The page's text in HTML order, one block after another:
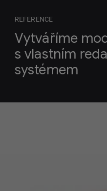
REFERENCE
Vytváříme
s vlastním
systémem